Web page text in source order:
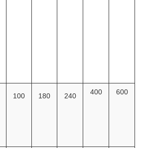
100 180 240 400 600